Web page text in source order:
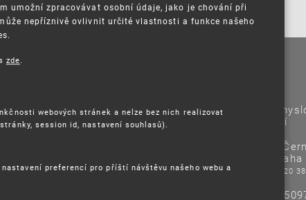
ISO CERTIFIKÁTY KVALITY
FAQ
Úřad
vlastnictví
Antonína
160 68
220
IČO:
umožní zpracovávat osobní údaje, jako je chování při
nepříznivě ovlivnit určité vlastnosti a funkce našeho
zde
webových stránek a nelze bez nich realizovat
session id, nastavení souhlasů).
preferencí pro příští návštěvu našeho webu a